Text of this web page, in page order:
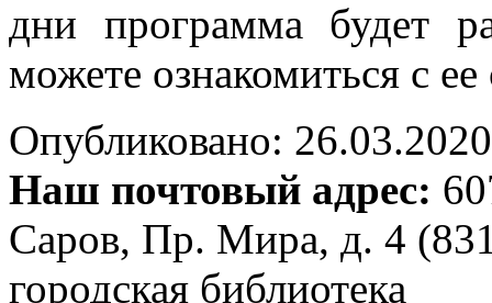
дни программа будет
можете ознакомиться с
Опубликовано:
Наш почтовый адрес:
Саров, Пр. Мира, д. 4
городская библиотека